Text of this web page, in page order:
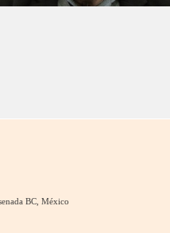
BC, México